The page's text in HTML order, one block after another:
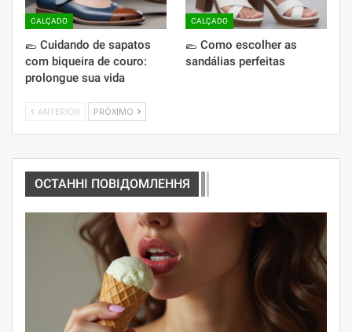
CALÇADO
🥿 Cuidando de sapatos
com biqueira de couro:
prolongue sua vida
CALÇADO
🥿 Como escolher as
sandálias perfeitas
ANTERIOR PRÓXIMO
ОСТАННІ ПОВІДОМЛЕННЯ